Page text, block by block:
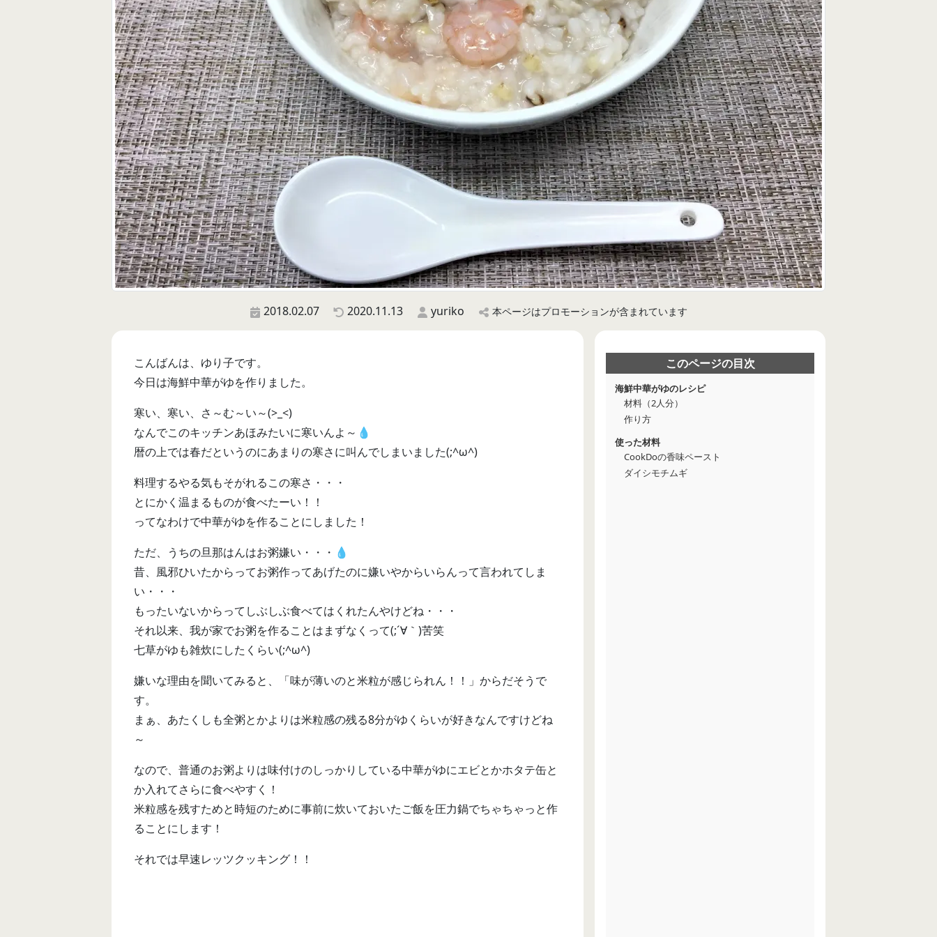
2018.02.07 2020.11.13 yuriko 本ページはプロモーションが含まれています
このページの目次
海鮮中華がゆのレシピ
材料（2人分）
作り方
使った材料
CookDoの香味ペースト
ダイシモチムギ
こんばんは、ゆり子です。
今日は海鮮中華がゆを作りました。
寒い、寒い、さ～む～い～(>_<)
なんでこのキッチンあほみたいに寒いんよ～💧
暦の上では春だというのにあまりの寒さに叫んでしまいました(;^ω^)
料理するやる気もそがれるこの寒さ・・・
とにかく温まるものが食べたーい！！
ってなわけで中華がゆを作ることにしました！
ただ、うちの旦那はんはお粥嫌い・・・💧
昔、風邪ひいたからってお粥作ってあげたのに嫌いやからいらんって言われてしま
い・・・
もったいないからってしぶしぶ食べてはくれたんやけどね・・・
それ以来、我が家でお粥を作ることはまずなくって(;´∀｀)苦笑
七草がゆも雑炊にしたくらい(;^ω^)
嫌いな理由を聞いてみると、「味が薄いのと米粒が感じられん！！」からだそうで
す。
まぁ、あたくしも全粥とかよりは米粒感の残る8分がゆくらいが好きなんですけどね
～
なので、普通のお粥よりは味付けのしっかりしている中華がゆにエビとかホタテ缶と
か入れてさらに食べやすく！
米粒感を残すためと時短のために事前に炊いておいたご飯を圧力鍋でちゃちゃっと作
ることにします！
それでは早速レッツクッキング！！